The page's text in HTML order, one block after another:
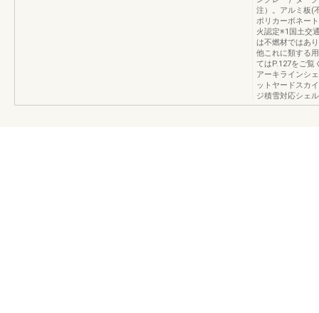
注）。アルミ板(
ポリカーボネー
火認定※1国土交
は不燃材ではあ
他これに類する
てはP.127をご覧
アーキラインシ
ットヤードスカ
ジ積雪対応シェ